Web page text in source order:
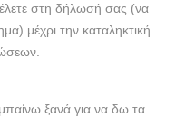
στη δήλωσή σας (να
μέχρι την καταληκτική
ξανά για να δω τα